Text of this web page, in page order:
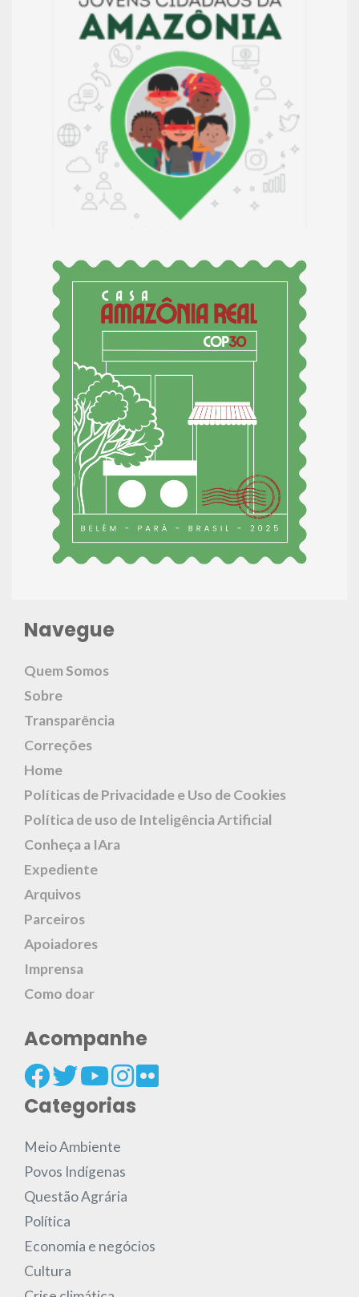
Navegue
Quem Somos
Sobre
Transparência
Correções
Home
Políticas de Privacidade e Uso de Cookies
Política de uso de Inteligência Artificial
Conheça a IAra
Expediente
Arquivos
Parceiros
Apoiadores
Imprensa
Como doar
Acompanhe
Categorias
Meio Ambiente
Povos Indígenas
Questão Agrária
Política
Economia e negócios
Cultura